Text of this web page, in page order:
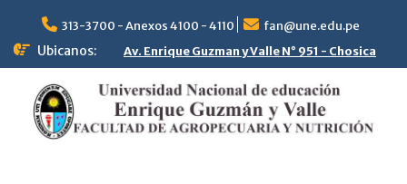
313-3700 - Anexos 4100 - 4110 fan@une.edu.pe
Ubicanos: Av. Enrique Guzman y Valle N° 951 - Chosica